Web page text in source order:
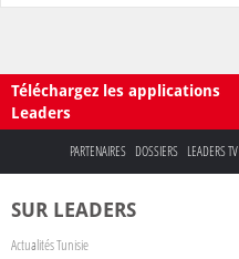
Téléchargez les applications
Leaders
PARTENAIRES DOSSIERS LEADERS TV
SUR LEADERS
Actualités Tunisie